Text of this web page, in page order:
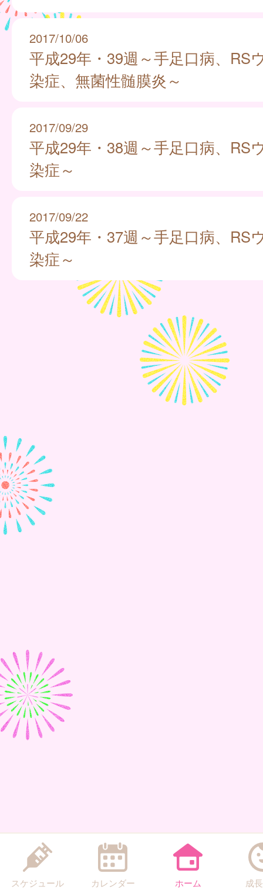
2017/10/06
平成29年・39週～手足口病、RS
染症、無菌性髄膜炎～
2017/09/29
平成29年・38週～手足口病、RS
染症～
2017/09/22
平成29年・37週～手足口病、RS
染症～
スケジュール カレンダー ホーム 成